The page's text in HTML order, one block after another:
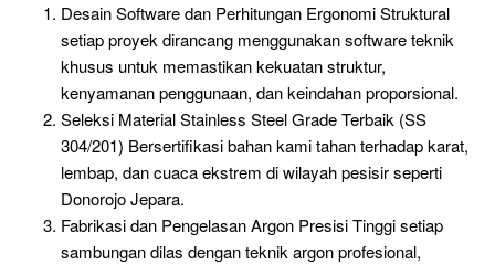
Desain Software dan Perhitungan Ergonomi Struktural
setiap proyek dirancang menggunakan software teknik
khusus untuk memastikan kekuatan struktur,
kenyamanan penggunaan, dan keindahan proporsional.
Seleksi Material Stainless Steel Grade Terbaik (SS
304/201) Bersertifikasi bahan kami tahan terhadap karat,
lembap, dan cuaca ekstrem di wilayah pesisir seperti
Donorojo Jepara.
Fabrikasi dan Pengelasan Argon Presisi Tinggi setiap
sambungan dilas dengan teknik argon profesional,